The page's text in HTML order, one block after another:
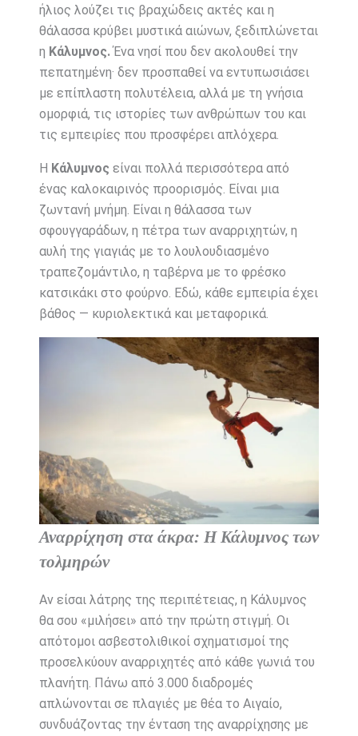
ήλιος λούζει τις βραχώδεις ακτές και η
θάλασσα κρύβει μυστικά αιώνων, ξεδιπλώνεται
η Κάλυμνος.Ένα νησί που δεν ακολουθεί την
πεπατημένη· δεν προσπαθεί να εντυπωσιάσει
με επίπλαστη πολυτέλεια, αλλά με τη γνήσια
ομορφιά, τις ιστορίες των ανθρώπων του και
τις εμπειρίες που προσφέρει απλόχερα.
Η Κάλυμνος είναι πολλά περισσότερα από
ένας καλοκαιρινός προορισμός. Είναι μια
ζωντανή μνήμη. Είναι η θάλασσα των
σφουγγαράδων, η πέτρα των αναρριχητών, η
αυλή της γιαγιάς με το λουλουδιασμένο
τραπεζομάντιλο, η ταβέρνα με το φρέσκο
κατσικάκι στο φούρνο. Εδώ, κάθε εμπειρία έχει
βάθος — κυριολεκτικά και μεταφορικά.
Αναρρίχηση στα άκρα: Η Κάλυμνος των
τολμηρών
Αν είσαι λάτρης της περιπέτειας, η Κάλυμνος
θα σου «μιλήσει» από την πρώτη στιγμή. Οι
απότομοι ασβεστολιθικοί σχηματισμοί της
προσελκύουν αναρριχητές από κάθε γωνιά του
πλανήτη. Πάνω από 3.000 διαδρομές
απλώνονται σε πλαγιές με θέα το Αιγαίο,
συνδυάζοντας την ένταση της αναρρίχησης με